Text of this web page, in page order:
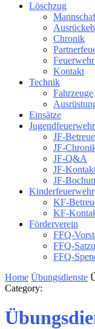
Löschzug
Chronik
Kontakt
Technik
Fahrzeuge
Einsätze
Jugendfeuerwehr
JF-
JF-
JF-Q&A
JF-
JF-
Kinderfeuerwehr
KF-
KF-
Förderverein
FFQ-
FFQ-
FFQ-
Home Übungsdienste
Category: